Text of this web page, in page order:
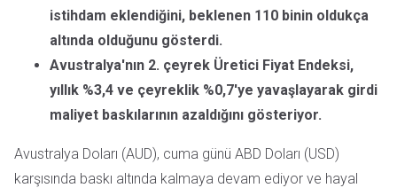
istihdam eklendiğini, beklenen 110 binin oldukça
altında olduğunu gösterdi.
Avustralya'nın 2. çeyrek Üretici Fiyat Endeksi,
yıllık %3,4 ve çeyreklik %0,7'ye yavaşlayarak girdi
maliyet baskılarının azaldığını gösteriyor.
Avustralya Doları (AUD), cuma günü ABD Doları (USD)
karşısında baskı altında kalmaya devam ediyor ve hayal